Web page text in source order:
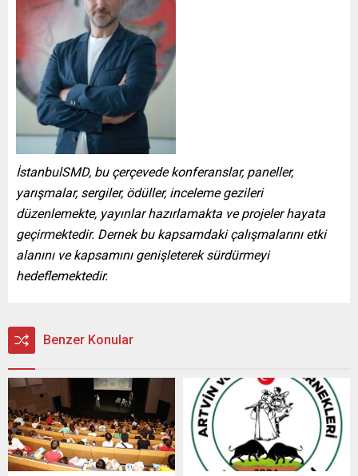
İstanbulSMD, bu çerçevede konferanslar, paneller,
yarışmalar, sergiler, ödüller, inceleme gezileri
düzenlemekte, yayınlar hazırlamakta ve projeler hayata
geçirmektedir. Dernek bu kapsamdaki çalışmalarını etki
alanını ve kapsamını genişleterek sürdürmeyi
hedeflemektedir.
Benzer Konular